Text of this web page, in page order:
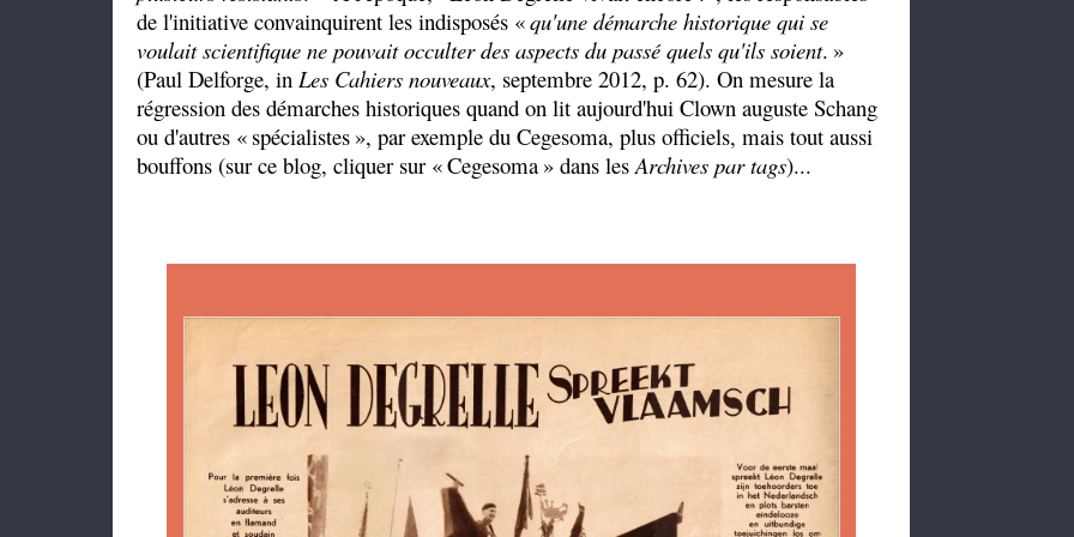
de l'initiative convainquirent les indisposés «qu'une démarche historique qui se
voulait scientifique ne pouvait occulter des aspects du passé quels qu'ils soient. »
(Paul Delforge, inLes Cahiers nouveaux, septembre 2012, p. 62). On mesure la
régression des démarches historiques quand on lit aujourd'hui Clown auguste Schang
ou d'autres « spécialistes », par exemple du Cegesoma, plus officiels, mais tout aussi
bouffons (sur ce blog, cliquer sur «Cegesoma » dans lesArchives par tags)...